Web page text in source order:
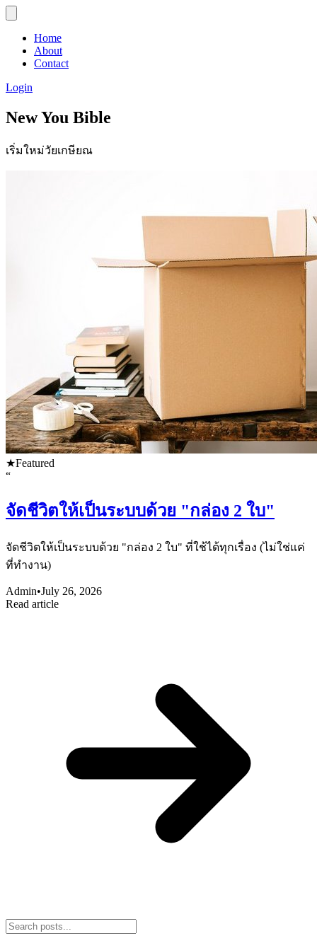
Home
About
Contact
Login
New You Bible
เริ่มใหม่วัยเกษียณ
★Featured
“
จัดชีวิตให้เป็นระบบด้วย "กล่อง 2 ใบ"
จัดชีวิตให้เป็นระบบด้วย "กล่อง 2 ใบ" ที่ใช้ได้ทุกเรื่อง (ไม่ใช่แค่
ที่ทำงาน)
Admin•July 26, 2026
Read article